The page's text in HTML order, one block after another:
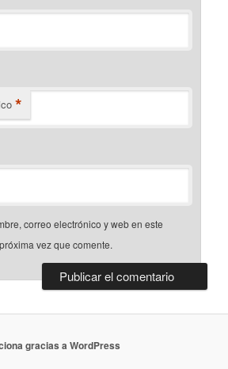
*
correo electrónico y web en este
vez que comente.
gracias a WordPress